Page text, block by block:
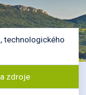
technologického
zdroje